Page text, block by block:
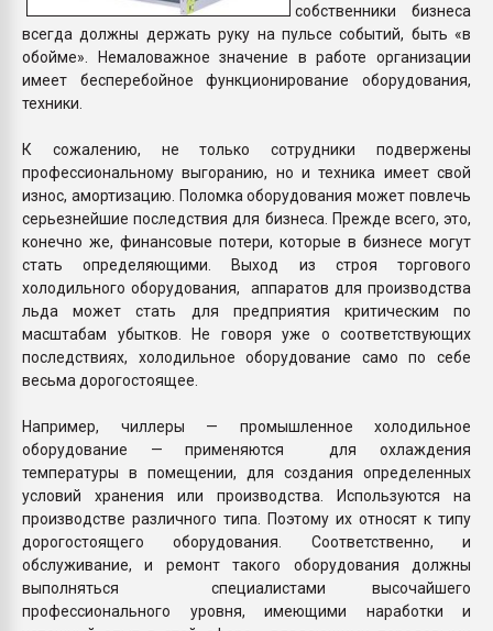
собственники бизнеса
всегда должны держать руку на пульсе событий, быть «в
обойме». Немаловажное значение в работе организации
имеет бесперебойное функционирование оборудования,
техники.
К сожалению, не только сотрудники подвержены
профессиональному выгоранию, но и техника имеет свой
износ, амортизацию. Поломка оборудования может повлечь
серьезнейшие последствия для бизнеса. Прежде всего, это,
конечно же, финансовые потери, которые в бизнесе могут
стать определяющими. Выход из строя торгового
холодильного оборудования, аппаратов для производства
льда может стать для предприятия критическим по
масштабам убытков. Не говоря уже о соответствующих
последствиях, холодильное оборудование само по себе
весьма дорогостоящее.
Например, чиллеры — промышленное холодильное
оборудование — применяются для охлаждения
температуры в помещении, для создания определенных
условий хранения или производства. Используются на
производстве различного типа. Поэтому их относят к типу
дорогостоящего оборудования. Соответственно, и
обслуживание, и ремонт такого оборудования должны
выполняться специалистами высочайшего
профессионального уровня, имеющими наработки и